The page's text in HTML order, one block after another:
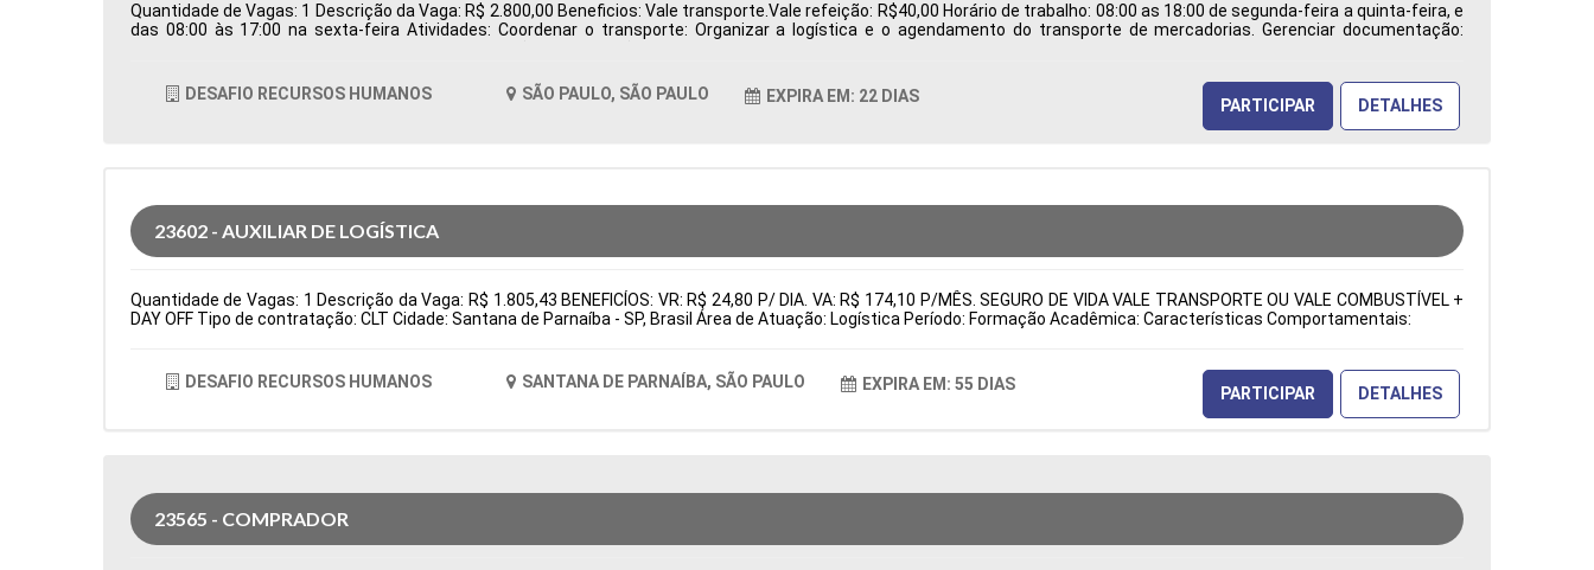
Quantidade de Vagas: 1 Descrição da Vaga: R$ 2.800,00 Beneficios: Vale transporte.Vale refeição: R$40,00 Horário de trabalho: 08:00 as 18:00 de segunda-feira a quinta-feira, e
das 08:00 às 17:00 na sexta-feira Atividades: Coordenar o transporte: Organizar a logística e o agendamento do transporte de mercadorias. Gerenciar documentação:
logísticos, como erros em agendamentos ou documentos Tipo de contratação: CLT Cidade: São Paulo, SP, Brasil Área de Atuação: Administração de Empresas Período:
Formação Acadêmica: Características Comportamentais:
DESAFIO RECURSOS HUMANOS SÃO PAULO, SÃO PAULO EXPIRA EM: 22 DIAS PARTICIPAR DETALHES
23602 - AUXILIAR DE LOGÍSTICA
Quantidade de Vagas: 1 Descrição da Vaga: R$ 1.805,43 BENEFICÍOS: VR: R$ 24,80 P/ DIA. VA: R$ 174,10 P/MÊS. SEGURO DE VIDA VALE TRANSPORTE OU VALE COMBUSTÍVEL +
DAY OFF Tipo de contratação: CLT Cidade: Santana de Parnaíba - SP, Brasil Área de Atuação: Logística Período: Formação Acadêmica: Características Comportamentais:
DESAFIO RECURSOS HUMANOS SANTANA DE PARNAÍBA, SÃO PAULO EXPIRA EM: 55 DIAS PARTICIPAR DETALHES
23565 - COMPRADOR